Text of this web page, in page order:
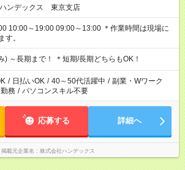
ンデックス 東京支店
～19:00 09:00～13:00 ＊作業時間は現場に
す。
) ～長期まで！ ＊短期/長期どちらもOK！
/ 日払いOK / 40～50代活躍中 / 副業・Wワーク
務 / パソコンスキル不要
応募する 詳細へ
掲載元企業名 株式会社ハンデックス